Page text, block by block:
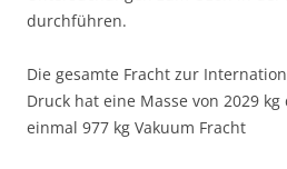
durchführen.
Die gesamte Fracht zur
Druck hat eine Masse von 2029
einmal 977 kg Vakuum Fracht